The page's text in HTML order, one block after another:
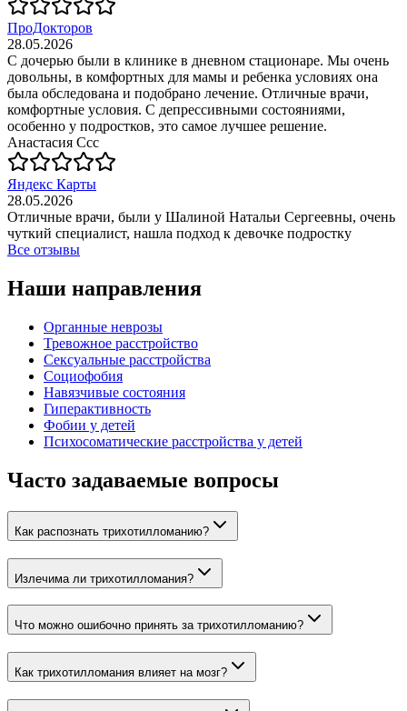
ПроДокторов
28.05.2026
С дочерью были в клинике в дневном стационаре. Мы очень
довольны, в комфортных для мамы и ребенка условиях она
была обследована и подобрано лечение. Отличные врачи,
комфортные условия. С депрессивными состояниями,
особенно у подростков, это самое лучшее решение.
Анастасия Ссс
Яндекс Карты
28.05.2026
Отличные врачи, были у Шалиной Натальи Сергеевны, очень
чуткий специалист, нашла подход к девочке подростку
Все отзывы
Наши направления
Органные неврозы
Тревожное расстройство
Сексуальные расстройства
Социофобия
Навязчивые состояния
Гиперактивность
Фобии у детей
Психосоматические расстройства у детей
Часто задаваемые вопросы
Как распознать трихотилломанию?
Излечима ли трихотилломания?
Что можно ошибочно принять за трихотилломанию?
Как трихотилломания влияет на мозг?